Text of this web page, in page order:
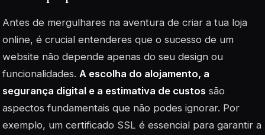
Antes de mergulhares na aventura de criar a tua loja
online, é crucial entenderes que o sucesso de um
website não depende apenas do seu design ou
funcionalidades. A escolha do alojamento, a
segurança digital e a estimativa de custos são
aspectos fundamentais que não podes ignorar. Por
exemplo, um certificado SSL é essencial para garantir a